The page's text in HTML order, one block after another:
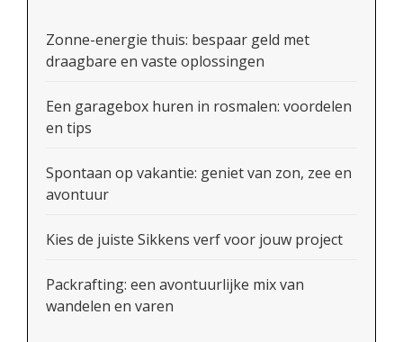
Zonne-energie thuis: bespaar geld met
draagbare en vaste oplossingen
Een garagebox huren in rosmalen: voordelen
en tips
Spontaan op vakantie: geniet van zon, zee en
avontuur
Kies de juiste Sikkens verf voor jouw project
Packrafting: een avontuurlijke mix van
wandelen en varen